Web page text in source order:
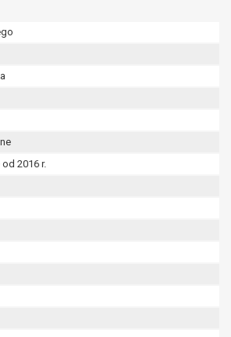
2016 r.
osoby, której dane dotyczą, lub
do ustalenia, dochodzenia lub
danych osobowych (art. 6 ust. 1
Pani/Panu prawo do
którego dokonano na podstawie
cofnięciem.
Pani/Panu prawo wniesienia skargi do
Pani/Pana danych osobowych
do wniesienia skargi jest
od sfery, w której przetwarzane są